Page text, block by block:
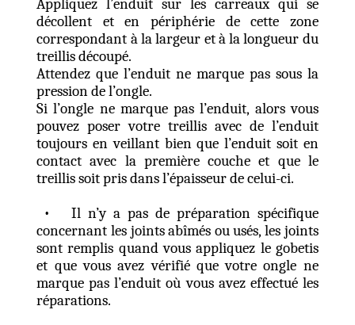
Appliquez l’enduit sur les carreaux qui se
décollent et en périphérie de cette zone
correspondant à la largeur et à la longueur du
treillis découpé.
Attendez que l’enduit ne marque pas sous la
pression de l’ongle.
Si l’ongle ne marque pas l’enduit, alors vous
pouvez poser votre treillis avec de l’enduit
toujours en veillant bien que l’enduit soit en
contact avec la première couche et que le
treillis soit pris dans l’épaisseur de celui-ci.
• Il n’y a pas de préparation spécifique
concernant les joints abîmés ou usés, les joints
sont remplis quand vous appliquez le gobetis
et que vous avez vérifié que votre ongle ne
marque pas l’enduit où vous avez effectué les
réparations.